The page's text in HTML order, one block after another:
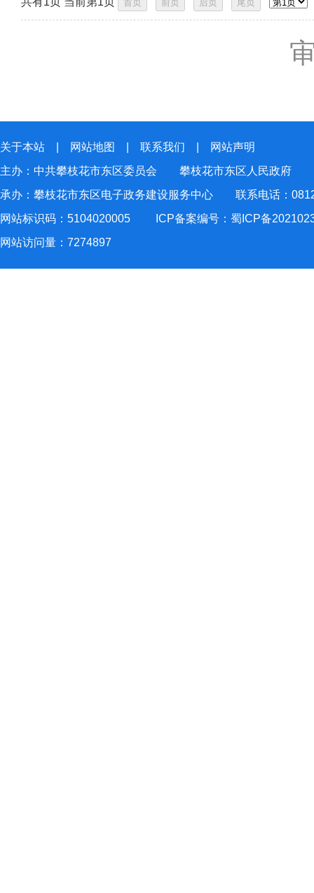
关于本站 网站地图 联系我们
网站声明
主办：中共攀枝花市东区委员会 攀枝花市东区人民政府
承办：攀枝花市东区电子政务建设服务中心 联系电话：
网站标识码：5104020005
ICP备案编号：蜀ICP备
网站访问量： 7274897